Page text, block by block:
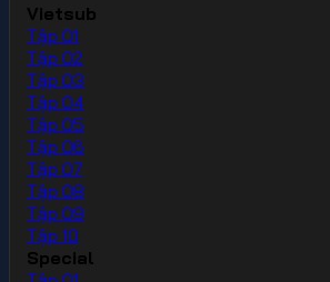
Vietsub
Tập 01
Tập 02
Tập 03
Tập 04
Tập 05
Tập 06
Tập 07
Tập 08
Tập 09
Tập 10
Special